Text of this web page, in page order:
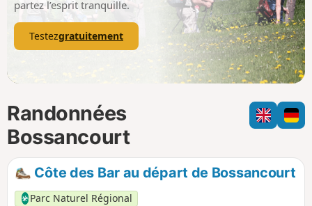
partez l’esprit tranquille.
Testezgratuitement
Randonnées
Bossancourt
Côte des Bar au départ de Bossancourt
Parc Naturel Régional